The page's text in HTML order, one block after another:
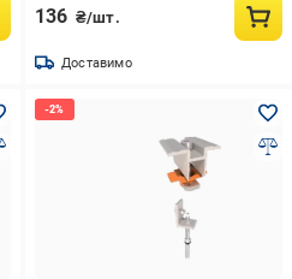
136 ₴/шт.
Доставимо